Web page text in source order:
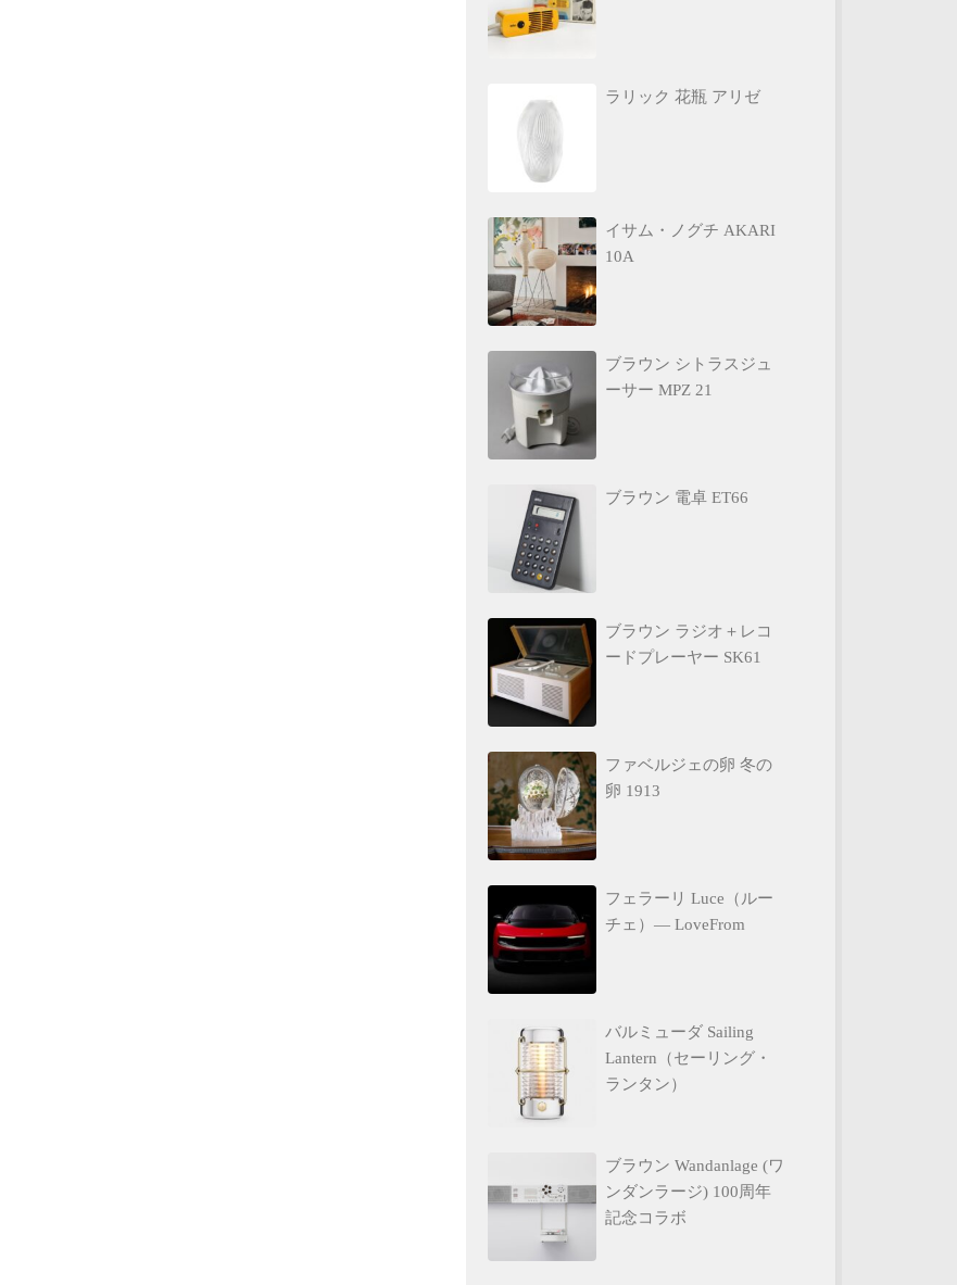
ラリック 花瓶 アリゼ
イサム・ノグチ AKARI
10A
ブラウン シトラスジュ
ーサー MPZ 21
ブラウン 電卓 ET66
ブラウン ラジオ＋レコ
ードプレーヤー SK61
ファベルジェの卵 冬の
卵 1913
フェラーリ Luce（ルー
チェ）— LoveFrom
バルミューダ Sailing
Lantern（セーリング・
ランタン）
ブラウン Wandanlage (ワ
ンダンラージ) 100周年
記念コラボ